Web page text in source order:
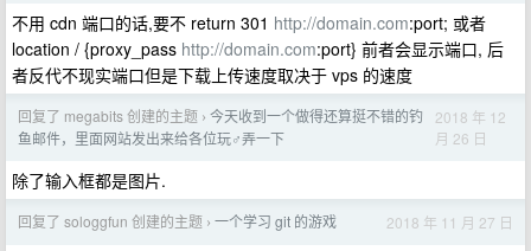
不用 cdn 端口的话,要不 return 301 http://domain.com:port; 或者
location / {proxy_pass http://domain.com:port} 前者会显示端口, 后
者反代不现实端口但是下载上传速度取决于 vps 的速度
回复了 megabits 创建的主题 › 今天收到一个做得还算挺不错的钓
鱼邮件，里面网站发出来给各位玩♂弄一下
2018 年 12
月 26 日
除了输入框都是图片.
回复了 sologgfun 创建的主题 › 一个学习 git 的游戏 2018 年 11 月 27 日